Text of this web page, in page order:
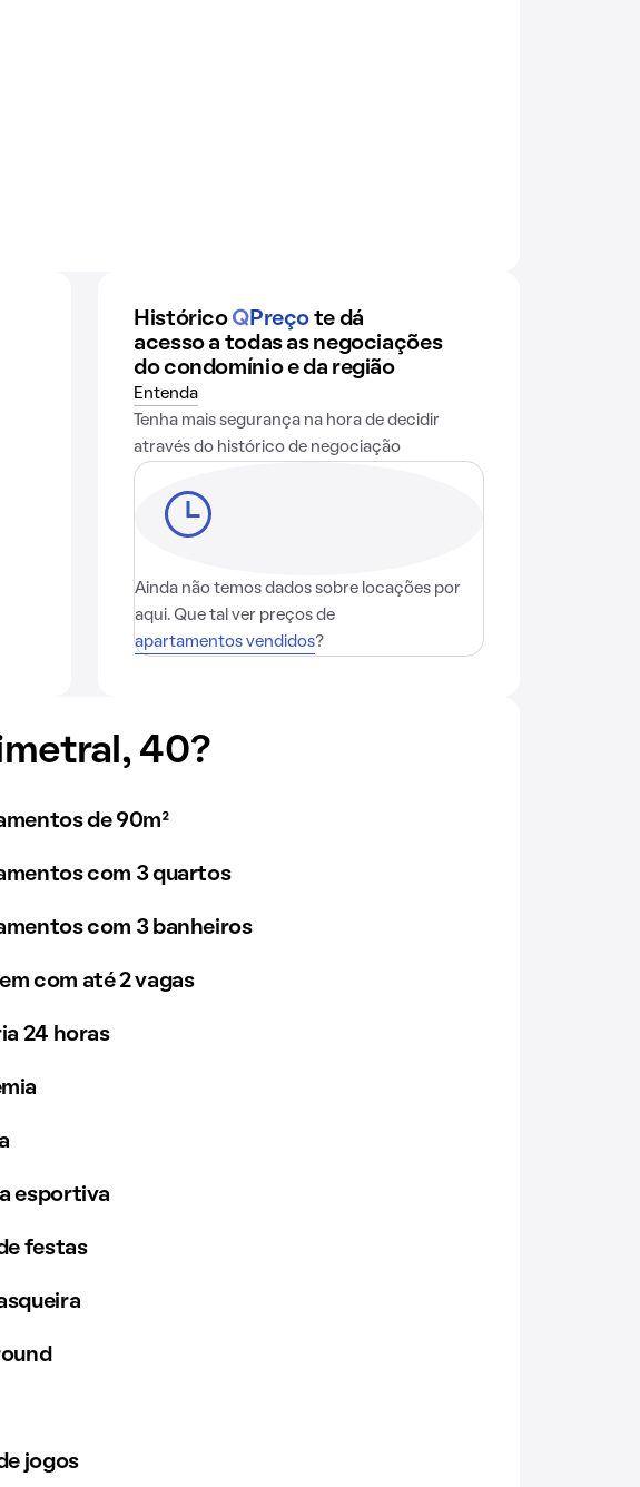
Histórico QPreço te dá
acesso a todas as negociações
do condomínio e da região
Entenda
Tenha mais segurança na hora de decidir
através do histórico de negociação
Ainda não temos dados sobre locações por
aqui. Que tal ver preços de
apartamentos vendidos?
40?
de 90m²
com 3 quartos
com 3 banheiros
com até 2 vagas
24 horas
esportiva
festas
jogos